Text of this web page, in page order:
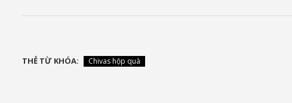
THẺ TỪ KHÓA: Chivas hộp quà